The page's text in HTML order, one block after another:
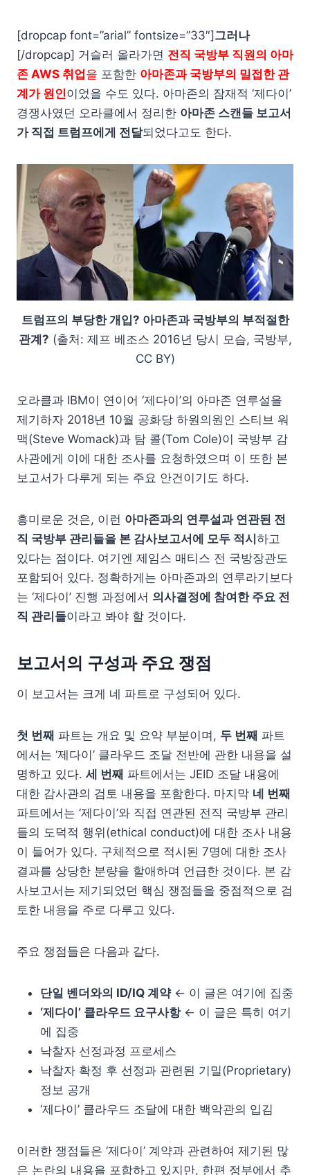
[dropcap font=”arial” fontsize=”33″]그러나
[/dropcap] 거슬러 올라가면 전직 국방부 직원의 아마
존 AWS 취업을 포함한 아마존과 국방부의 밀접한 관
계가 원인이었을 수도 있다. 아마존의 잠재적 ‘제다이’
경쟁사였던 오라클에서 정리한 아마존 스캔들 보고서
가 직접 트럼프에게 전달되었다고도 한다.
트럼프의 부당한 개입? 아마존과 국방부의 부적절한
관계? (출처: 제프 베조스 2016년 당시 모습, 국방부,
CC BY)
오라클과 IBM이 연이어 ‘제다이’의 아마존 연루설을
제기하자 2018년 10월 공화당 하원의원인 스티브 워
맥(Steve Womack)과 탐 콜(Tom Cole)이 국방부 감
사관에게 이에 대한 조사를 요청하였으며 이 또한 본
보고서가 다루게 되는 주요 안건이기도 하다.
흥미로운 것은, 이런 아마존과의 연루설과 연관된 전
직 국방부 관리들을 본 감사보고서에 모두 적시하고
있다는 점이다. 여기엔 제임스 매티스 전 국방장관도
포함되어 있다. 정확하게는 아마존과의 연루라기보다
는 ‘제다이’ 진행 과정에서 의사결정에 참여한 주요 전
직 관리들이라고 봐야 할 것이다.
보고서의 구성과 주요 쟁점
이 보고서는 크게 네 파트로 구성되어 있다.
첫 번째 파트는 개요 및 요약 부분이며, 두 번째 파트
에서는 ‘제다이’ 클라우드 조달 전반에 관한 내용을 설
명하고 있다. 세 번째 파트에서는 JEID 조달 내용에
대한 감사관의 검토 내용을 포함한다. 마지막 네 번째
파트에서는 ‘제다이’와 직접 연관된 전직 국방부 관리
들의 도덕적 행위(ethical conduct)에 대한 조사 내용
이 들어가 있다. 구체적으로 적시된 7명에 대한 조사
결과를 상당한 분량을 할애하며 언급한 것이다. 본 감
사보고서는 제기되었던 핵심 쟁점들을 중점적으로 검
토한 내용을 주로 다루고 있다.
주요 쟁점들은 다음과 같다.
단일 벤더와의 ID/IQ 계약← 이 글은 여기에 집중
‘제다이’ 클라우드 요구사항← 이 글은 특히 여기
에 집중
낙찰자 선정과정 프로세스
낙찰자 확정 후 선정과 관련된 기밀(Proprietary)
정보 공개
‘제다이’ 클라우드 조달에 대한 백악관의 입김
이러한 쟁점들은 ‘제다이’ 계약과 관련하여 제기된 많
은 논란의 내용을 포함하고 있지만, 한편 정부에서 추